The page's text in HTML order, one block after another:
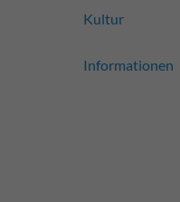
Kultur
Informationen